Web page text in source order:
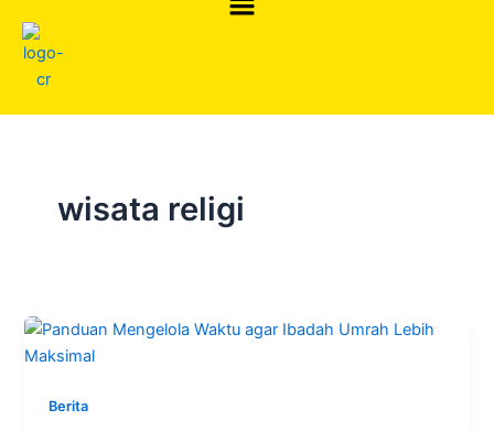
content
wisata religi
Berita